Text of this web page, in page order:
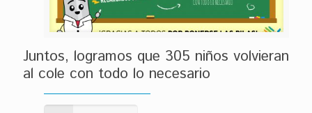
Juntos, logramos que 305 niños volvieran
al cole con todo lo necesario